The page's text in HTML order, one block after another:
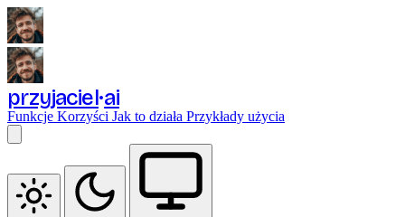
przyjaciel ai
Funkcje Korzyści Jak to działa Przykłady użycia